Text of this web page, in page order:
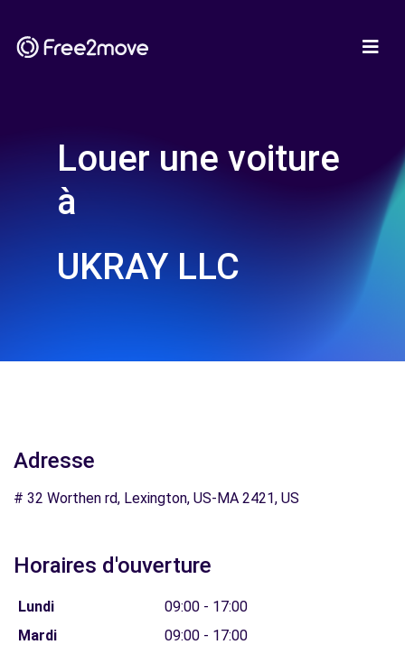
Louer une voiture
à
UKRAY LLC
Adresse
# 32 Worthen rd, Lexington, US-MA 2421, US
Horaires d'ouverture
Lundi
09:00 - 17:00
Mardi
09:00 - 17:00